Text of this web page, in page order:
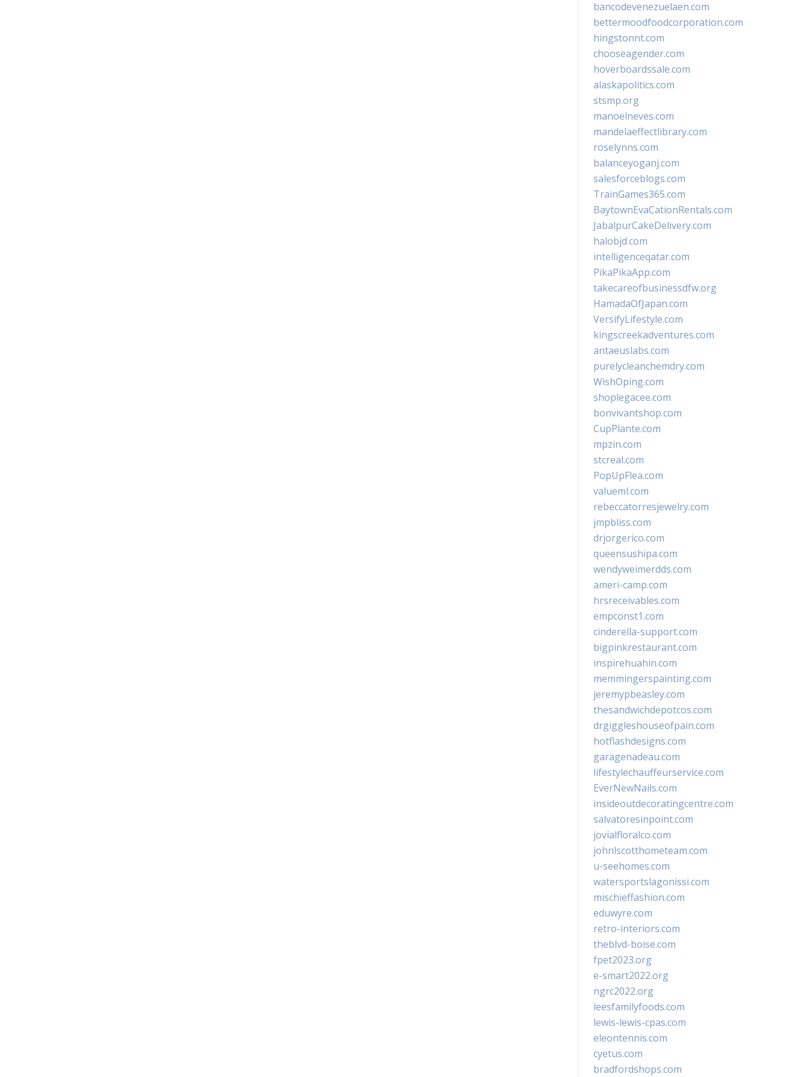
bancodevenezuelaen.com
bettermoodfoodcorporation.com
hingstonnt.com
chooseagender.com
hoverboardssale.com
alaskapolitics.com
stsmp.org
manoelneves.com
mandelaeffectlibrary.com
roselynns.com
balanceyoganj.com
salesforceblogs.com
TrainGames365.com
BaytownEvaCationRentals.com
JabalpurCakeDelivery.com
halobjd.com
intelligenceqatar.com
PikaPikaApp.com
takecareofbusinessdfw.org
HamadaOfJapan.com
VersifyLifestyle.com
kingscreekadventures.com
antaeuslabs.com
purelycleanchemdry.com
WishOping.com
shoplegacee.com
bonvivantshop.com
CupPlante.com
mpzin.com
stcreal.com
PopUpFlea.com
valueml.com
rebeccatorresjewelry.com
jmpbliss.com
drjorgerico.com
queensushipa.com
wendyweimerdds.com
ameri-camp.com
hrsreceivables.com
empconst1.com
cinderella-support.com
bigpinkrestaurant.com
inspirehuahin.com
memmingerspainting.com
jeremypbeasley.com
thesandwichdepotcos.com
drgiggleshouseofpain.com
hotflashdesigns.com
garagenadeau.com
lifestylechauffeurservice.com
EverNewNails.com
insideoutdecoratingcentre.com
salvatoresinpoint.com
jovialfloralco.com
johnlscotthometeam.com
u-seehomes.com
watersportslagonissi.com
mischieffashion.com
eduwyre.com
retro-interiors.com
theblvd-boise.com
fpet2023.org
e-smart2022.org
ngrc2022.org
leesfamilyfoods.com
lewis-lewis-cpas.com
eleontennis.com
cyetus.com
bradfordshops.com